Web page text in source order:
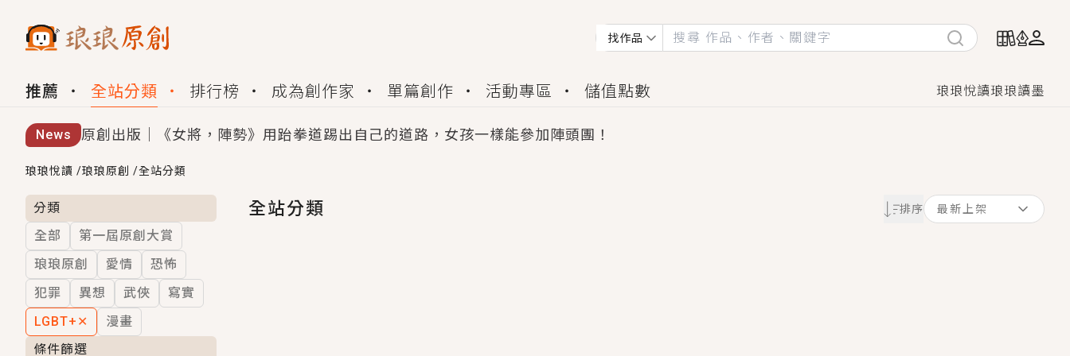
找作品
推薦 全站分類 排行榜 成為創作家 單篇創作 活動專區 儲值點數 琅琅悅讀琅琅讀墨
News 原創出版｜《女將，陣勢》用跆拳道踢出自己的道路，女孩一樣能參加陣頭團！
創,作家招募｜華文小說創作首選！有機會獲得豐富廣宣資源、專屬服務與獨享福利！
小編心動書單｜《離婚你提的，二婚嫁大佬，你哭什麼？》追妻火葬場！前夫失憶移情別戀，她頭也不回找新歡，他居然還後悔了？
GL｜《夏日與檸檬與重疊世界》炎熱的夏日、檸檬的香氣、互相愛慕的兩位少女，今夏最推純愛GL漫畫！
BL｜《費洛蒙中毒》救命！特殊費洛蒙體質世界觀，無法抗拒的吸引力，已中毒Σ>―(〃°ω°〃)♡→
OMG你嚇到我了｜《陰陽鬼店》上班族買了房子模型，但現實中買下的竟是屬於他的停屍櫃？！
言情｜《國語推行員》每個人心中都有一個連自己也無法改變的永恆， 他的一生將不由自主追逐著她……
琅琅悅讀 /琅琅原創 /全站分類
分類
全部
第一屆原創大賞
琅琅原創
愛情
恐怖
犯罪
異想 武俠
寫實
LGBT+ ✕
漫畫
條件篩選
全站分類 排序 最新上架